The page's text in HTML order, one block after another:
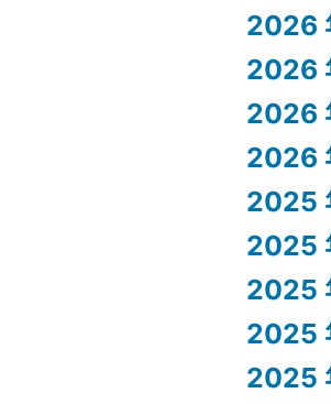
2026
2026
2026
2026
2025
2025
2025
2025
2025